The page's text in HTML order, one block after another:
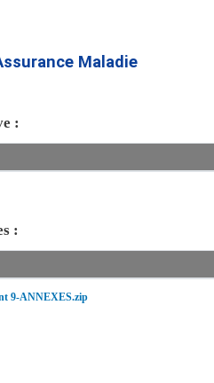
contenu
Maladie
:
:
9-ANNEXES.zip